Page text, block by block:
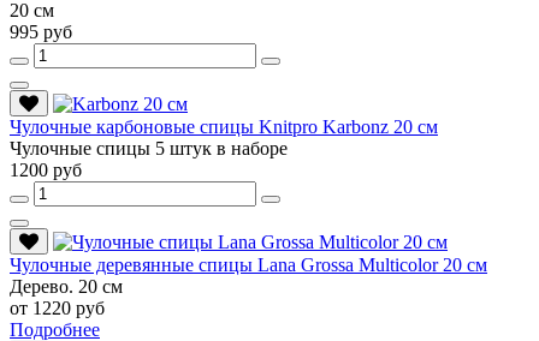
20 см
995 руб
Чулочные карбоновые спицы Knitpro Karbonz 20 см
Чулочные спицы 5 штук в наборе
1200 руб
Чулочные деревянные спицы Lana Grossa Multicolor 20 см
Дерево. 20 см
от 1220 руб
Подробнее